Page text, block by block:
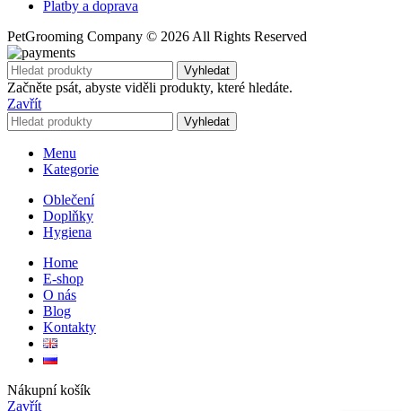
Platby a doprava
PetGrooming Company © 2026 All Rights Reserved
Vyhledat
Začněte psát, abyste viděli produkty, které hledáte.
Zavřít
Vyhledat
Menu
Kategorie
Oblečení
Doplňky
Hygiena
Home
E-shop
O nás
Blog
Kontakty
Nákupní košík
Zavřít